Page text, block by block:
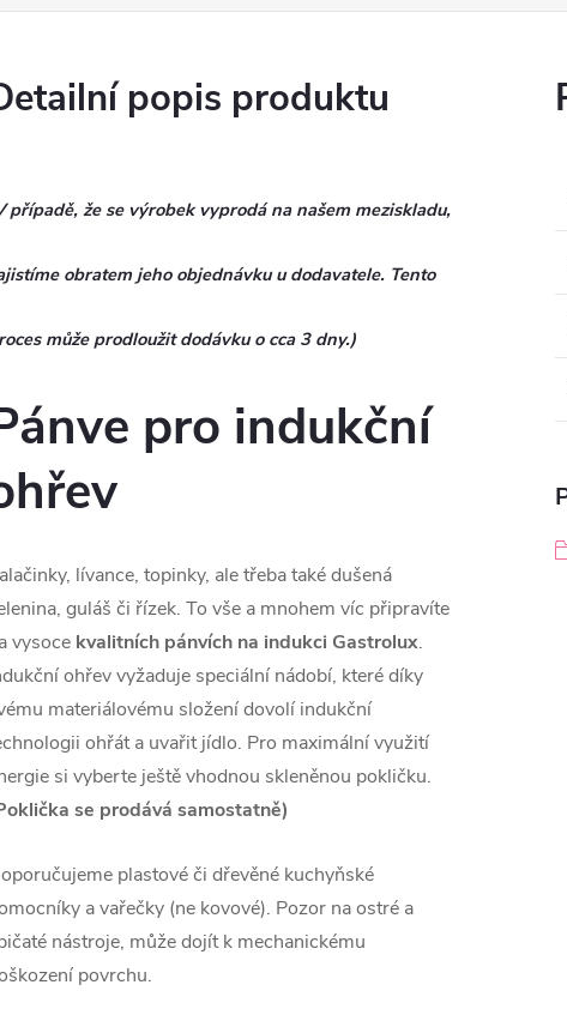
popis produktu
případě, že se výrobek vyprodá na našem meziskladu,
obratem jeho objednávku u dodavatele. Tento
může prodloužit dodávku o cca 3 dny.)
pro indukční
lívance, topinky, ale třeba také dušená
guláš či řízek. To vše a mnohem víc připravíte
vysoce kvalitních pánvích na indukci Gastrolux.
ohřev vyžaduje speciální nádobí, které díky
materiálovému složení dovolí indukční
ohřát a uvařit jídlo. Pro maximální využití
si vyberte ještě vhodnou skleněnou pokličku.
se prodává samostatně)
plastové či dřevěné kuchyňské
a vařečky (ne kovové). Pozor na ostré a
nástroje, může dojít k mechanickému
povrchu.